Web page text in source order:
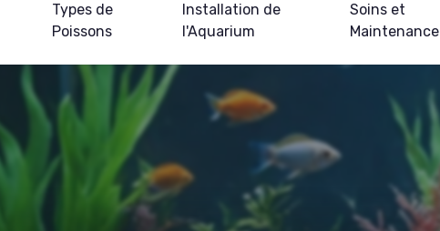
Types de
Poissons
Installation de
l'Aquarium
Soins et
Maintenance